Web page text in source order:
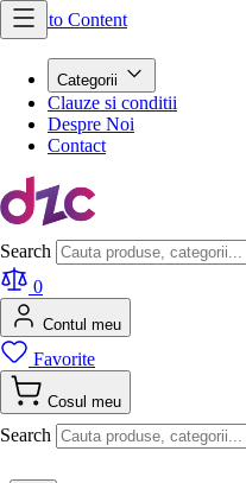
Skip to Content
Categorii
Clauze si conditii
Despre Noi
Contact
Search
0
Contul meu
Favorite
Cosul meu
Search